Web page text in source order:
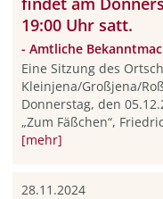
19:00 Uhr satt.
- Amtliche
Eine Sitzung des
Kleinjena/Großjena/
Donnerstag, den
„Zum Fäßchen“,
[mehr]
28.11.2024